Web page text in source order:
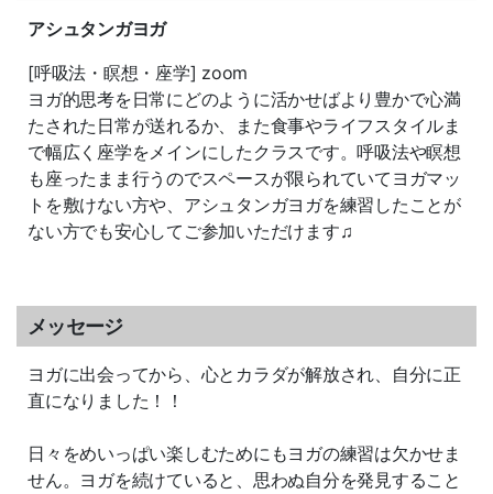
アシュタンガヨガ
[呼吸法・瞑想・座学] zoom
ヨガ的思考を日常にどのように活かせばより豊かで心満
たされた日常が送れるか、また食事やライフスタイルま
で幅広く座学をメインにしたクラスです。呼吸法や瞑想
も座ったまま行うのでスペースが限られていてヨガマッ
トを敷けない方や、アシュタンガヨガを練習したことが
ない方でも安心してご参加いただけます♫
メッセージ
ヨガに出会ってから、心とカラダが解放され、自分に正
直になりました！！
日々をめいっぱい楽しむためにもヨガの練習は欠かせま
せん。ヨガを続けていると、思わぬ自分を発見すること